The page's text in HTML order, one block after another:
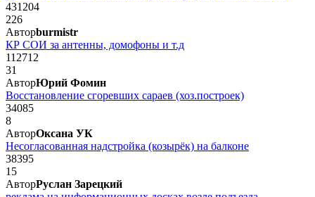
431204
226
Авторburmistr
КР СОИ за антенны, домофоны и т.д
112712
31
АвторЮрий Фомин
Восстановление сгоревших сараев (хоз.построек)
34085
8
АвторОксана УК
Несогласованная надстройка (козырёк) на балконе
38395
15
АвторРуслан Зарецкий